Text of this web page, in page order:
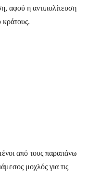
αφού η αντιπολίτευση
κράτους.
από τους παραπάνω
μοχλός για τις